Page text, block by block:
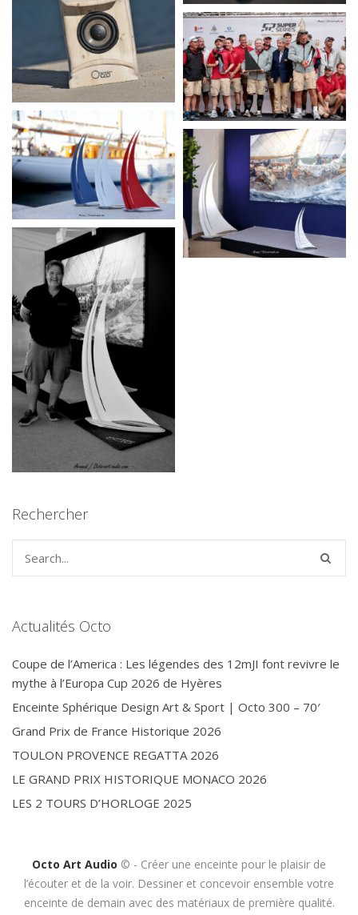
Rechercher
Actualités Octo
Coupe de l’America : Les légendes des 12mJI font revivre le
mythe à l’Europa Cup 2026 de Hyères
Enceinte Sphérique Design Art & Sport | Octo 300 – 70′
Grand Prix de France Historique 2026
TOULON PROVENCE REGATTA 2026
LE GRAND PRIX HISTORIQUE MONACO 2026
LES 2 TOURS D’HORLOGE 2025
Octo Art Audio © - Créer une enceinte pour le plaisir de
l’écouter et de la voir. Dessiner et concevoir ensemble votre
enceinte de demain avec des matériaux de première qualité.